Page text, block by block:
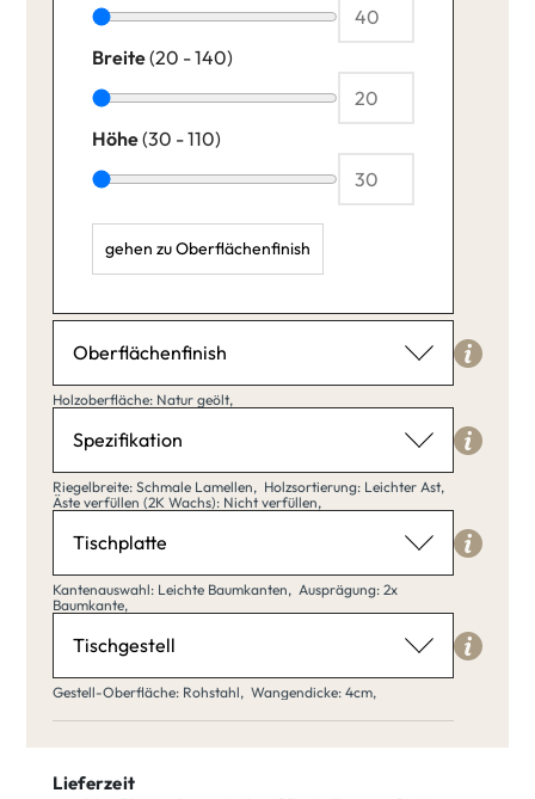
Breite(20 - 140)
Höhe(30 - 110)
gehen zu Oberflächenfinish
Oberflächenfinish
Holzoberfläche
Natur geölt
lackiert
Buche weiß Buche Umber
Holzoberfläche: Natur geölt,
Spezifikation
Riegelbreite
Schmale Lamellen
Schmale
Lamellen
Holzsortierung
Riegelbreite: Schmale Lamellen, Holzsortierung: Leichter Ast,
Äste verfüllen (2K Wachs): Nicht verfüllen,
Tischplatte
Kantenauswahl
Leichte Baumkanten
Leichte
Starke
Kantenauswahl: Leichte Baumkanten,Ausprägung: 2x
Baumkante,
Tischgestell
Wangendicke
Gestell-Oberfläche: Rohstahl,Wangendicke: 4cm,
Lieferzeit